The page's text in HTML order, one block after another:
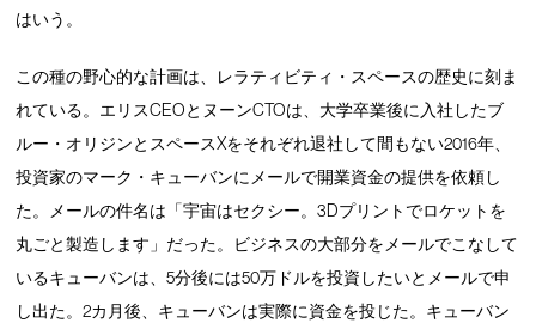
はいう。
この種の野心的な計画は、レラティビティ・スペースの歴史に刻ま
れている。エリスCEOとヌーンCTOは、大学卒業後に入社したブ
ルー・オリジンとスペースXをそれぞれ退社して間もない2016年、
投資家のマーク・キューバンにメールで開業資金の提供を依頼し
た。メールの件名は「宇宙はセクシー。3Dプリントでロケットを
丸ごと製造します」だった。ビジネスの大部分をメールでこなして
いるキューバンは、5分後には50万ドルを投資したいとメールで申
し出た。2カ月後、キューバンは実際に資金を投じた。キューバン